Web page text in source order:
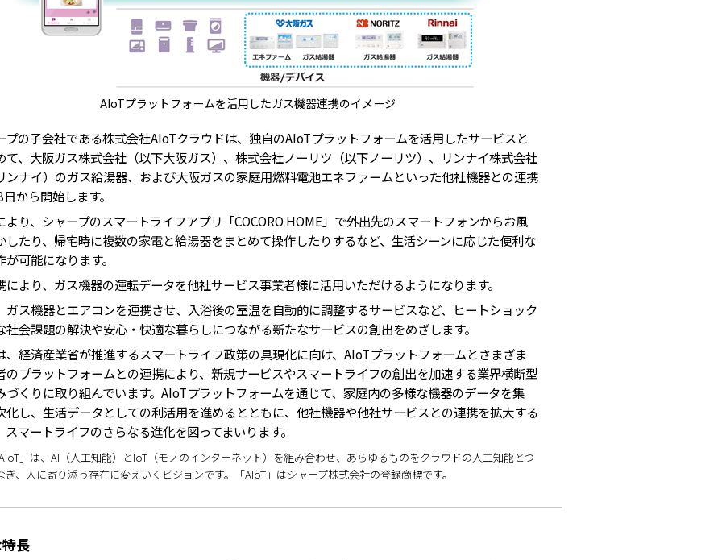
AIoTプラットフォームを活用したガス機器連携のイメージ
の子会社である株式会社AIoTクラウドは、独自のAIoTプラットフォームを活用したサービスと
て、大阪ガス株式会社（以下大阪ガス）、株式会社ノーリツ（以下ノーリツ）、リンナイ株式会社
ンナイ）のガス給湯器、および大阪ガスの家庭用燃料電池エネファームといった他社機器との連携
から開始します。
り、シャープのスマートライフアプリ「COCORO HOME」で外出先のスマートフォンからお風
したり、帰宅時に複数の家電と給湯器をまとめて操作したりするなど、生活シーンに応じた便利な
可能になります。
より、ガス機器の運転データを他社サービス事業者様に活用いただけるようになります。
ガス機器とエアコンを連携させ、入浴後の室温を自動的に調整するサービスなど、ヒートショック
社会課題の解決や安心・快適な暮らしにつながる新たなサービスの創出をめざします。
経済産業省が推進するスマートライフ政策の具現化に向け、AIoTプラットフォームとさまざま
のプラットフォームとの連携により、新規サービスやスマートライフの創出を加速する業界横断型
づくりに取り組んでいます。AIoTプラットフォームを通じて、家庭内の多様な機器のデータを集
化し、生活データとしての利活用を進めるとともに、他社機器や他社サービスとの連携を拡大する
スマートライフのさらなる進化を図ってまいります。
」は、AI（人工知能）とIoT（モノのインターネット）を組み合わせ、あらゆるものをクラウドの人工知能とつ
ぎ、人に寄り添う存在に変えいくビジョンです。「AIoT」はシャープ株式会社の登録商標です。
長